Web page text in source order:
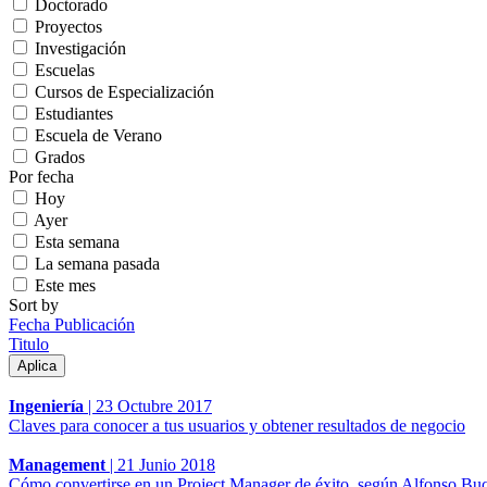
Doctorado
Proyectos
Investigación
Escuelas
Cursos de Especialización
Estudiantes
Escuela de Verano
Grados
Por fecha
Hoy
Ayer
Esta semana
La semana pasada
Este mes
Sort by
Fecha Publicación
Titulo
Ingeniería | 23 Octubre 2017
Claves para conocer a tus usuarios y obtener resultados de negocio
Management | 21 Junio 2018